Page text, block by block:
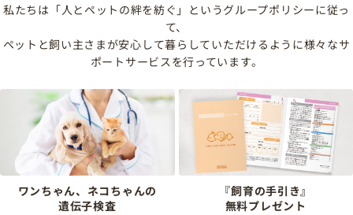
私たちは「人とペットの絆を紡ぐ」というグループポリシーに従っ
て、
ペットと飼い主さまが安心して暮らしていただけるように様々なサ
ポートサービスを行っています。
ワンちゃん、ネコちゃんの
遺伝子検査
『飼育の手引き』
無料プレゼント